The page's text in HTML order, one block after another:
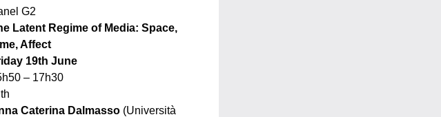
G2
Latent Regime of Media: Space,
Affect
19th June
– 17h30
Caterina Dalmasso (Università